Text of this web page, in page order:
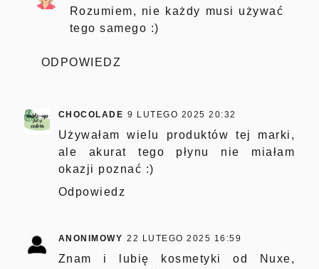
Rozumiem, nie każdy musi używać
tego samego :)
ODPOWIEDZ
CHOCOLADE 9 LUTEGO 2025 20:32
Używałam wielu produktów tej marki,
ale akurat tego płynu nie miałam
okazji poznać :)
Odpowiedz
ANONIMOWY 22 LUTEGO 2025 16:59
Znam i lubię kosmetyki od Nuxe,